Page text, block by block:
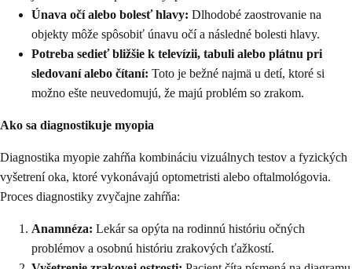
Únava očí alebo bolesť hlavy: Dlhodobé zaostrovanie na
objekty môže spôsobiť únavu očí a následné bolesti hlavy.
Potreba sedieť bližšie k televízii, tabuli alebo plátnu pri
sledovaní alebo čítaní: Toto je bežné najmä u detí, ktoré si
možno ešte neuvedomujú, že majú problém so zrakom.
Ako sa diagnostikuje myopia
Diagnostika myopie zahŕňa kombináciu vizuálnych testov a fyzických
vyšetrení oka, ktoré vykonávajú optometristi alebo oftalmológovia.
Proces diagnostiky zvyčajne zahŕňa:
Anamnéza: Lekár sa opýta na rodinnú históriu očných
problémov a osobnú históriu zrakových ťažkostí.